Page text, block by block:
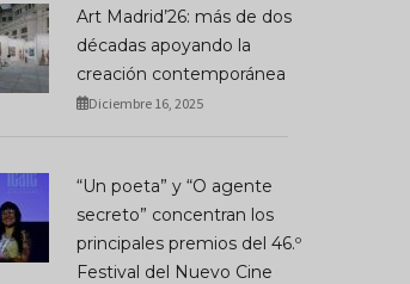
Del Arte
Que Convierte El
Desarraigo En Luz
JULIO 20, 2026
Art Madrid’26: más de dos
décadas apoyando la
creación contemporánea
Diciembre 16, 2025
“Un poeta” y “O agente
secreto” concentran los
principales premios del 46.º
Festival del Nuevo Cine